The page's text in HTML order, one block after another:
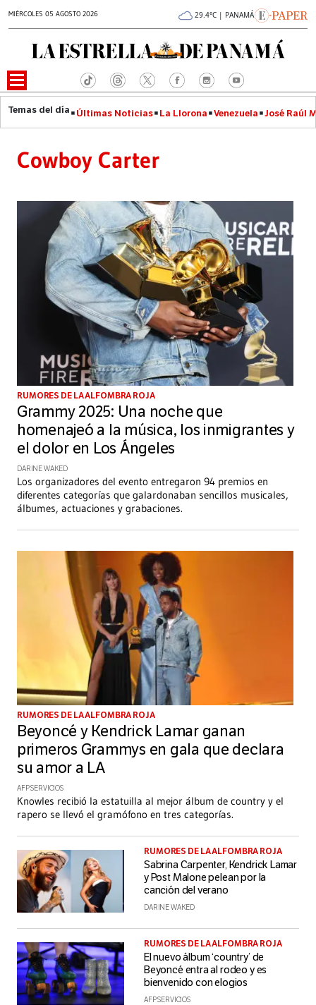
MIÉRCOLES 05 AGOSTO 2026 29.4°C | PANAMÁ
Últimas Noticias La Llorona Venezuela José Raúl
Cowboy Carter
RUMORES DE LA ALFOMBRA ROJA
Grammy 2025: Una noche que
homenajeó a la música, los inmigrantes y
el dolor en Los Ángeles
DARINE WAKED
Los organizadores del evento entregaron 94 premios en
diferentes categorías que galardonaban sencillos musicales,
álbumes, actuaciones y grabaciones.
RUMORES DE LA ALFOMBRA ROJA
Beyoncé y Kendrick Lamar ganan
primeros Grammys en gala que declara
su amor a LA
AFP SERVICIOS
Knowles recibió la estatuilla al mejor álbum de country y el
rapero se llevó el gramófono en tres categorías.
RUMORES DE LA ALFOMBRA ROJA
Sabrina Carpenter, Kendrick Lamar
y Post Malone pelean por la
canción del verano
DARINE WAKED
RUMORES DE LA ALFOMBRA ROJA
El nuevo álbum ‘country’ de
Beyoncé entra al rodeo y es
bienvenido con elogios
AFP SERVICIOS